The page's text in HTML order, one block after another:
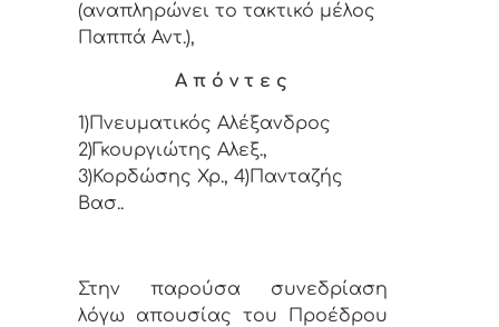
(αναπληρώνει το τακτικό μέλος
Παππά Αντ.),
Α π ό ν τ ε ς
1)Πνευματικός Αλέξανδρος
2)Γκουργιώτης Αλεξ.,
3)Κορδώσης Χρ., 4)Πανταζής
Βασ..
Στην παρούσα συνεδρίαση
λόγω απουσίας του Προέδρου